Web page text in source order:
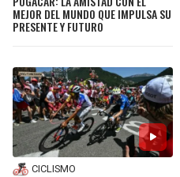
MEJOR DEL MUNDO QUE IMPULSA SU
PRESENTE Y FUTURO
CICLISMO